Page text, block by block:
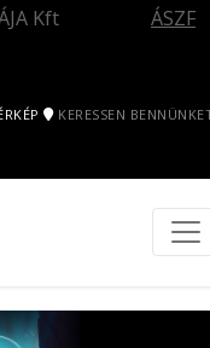
ÁSZF
Kft
KERESSEN